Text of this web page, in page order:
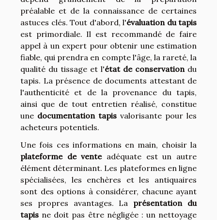
préalable et de la connaissance de certaines
astuces clés. Tout d'abord, l'évaluation du tapis
est primordiale. Il est recommandé de faire
appel à un expert pour obtenir une estimation
fiable, qui prendra en compte l'âge, la rareté, la
qualité du tissage et l'état de conservation du
tapis. La présence de documents attestant de
l'authenticité et de la provenance du tapis,
ainsi que de tout entretien réalisé, constitue
une documentation tapis valorisante pour les
acheteurs potentiels.
Une fois ces informations en main, choisir la
plateforme de venteadéquate est un autre
élément déterminant. Les plateformes en ligne
spécialisées, les enchères et les antiquaires
sont des options à considérer, chacune ayant
ses propres avantages. La présentation du
tapis ne doit pas être négligée : un nettoyage